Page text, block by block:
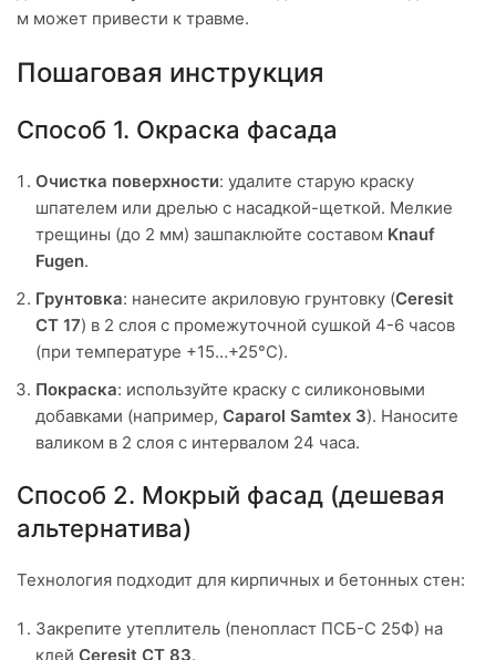
м может привести к травме.
Пошаговая инструкция
Способ 1. Окраска фасада
Очистка поверхности: удалите старую краску
шпателем или дрелью с насадкой-щеткой. Мелкие
трещины (до 2 мм) зашпаклюйте составом Knauf
Fugen.
Грунтовка: нанесите акриловую грунтовку (Ceresit
CT 17) в 2 слоя с промежуточной сушкой 4-6 часов
(при температуре +15…+25°C).
Покраска: используйте краску с силиконовыми
добавками (например, Caparol Samtex 3). Наносите
валиком в 2 слоя с интервалом 24 часа.
Способ 2. Мокрый фасад (дешевая
альтернатива)
Технология подходит для кирпичных и бетонных стен:
Закрепите утеплитель (пенопласт ПСБ-С 25Ф) на
клей Ceresit CT 83.